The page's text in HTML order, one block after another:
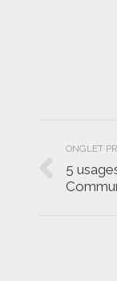
de
ONGLET
Onglet
5